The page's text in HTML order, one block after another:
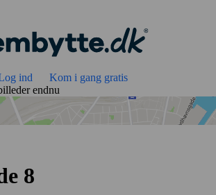
ind
Kom i gang gratis
endnu
8